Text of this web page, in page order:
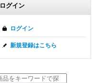
ログイン
ログイン
新規登録はこちら